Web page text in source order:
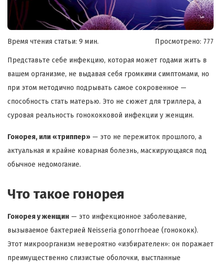
Время чтения статьи: 9 мин. Просмотрено: 777
Представьте себе инфекцию, которая может годами жить в
вашем организме, не выдавая себя громкими симптомами, но
при этом методично подрывать самое сокровенное —
способность стать матерью. Это не сюжет для триллера, а
суровая реальность гонококковой инфекции у женщин.
Гонорея, или «триппер» — это не пережиток прошлого, а
актуальная и крайне коварная болезнь, маскирующаяся под
обычное недомогание.
Что такое гонорея
Гонорея у женщин — это инфекционное заболевание,
вызываемое бактерией Neisseria gonorrhoeae (гонококк).
Этот микроорганизм невероятно «избирателен»: он поражает
преимущественно слизистые оболочки, выстланные